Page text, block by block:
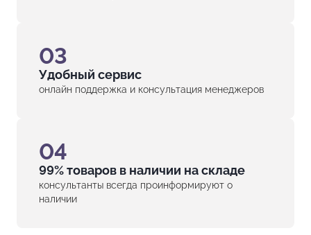
03
Удобный сервис
онлайн поддержка и консультация менеджеров
04
99% товаров в наличии на складе
консультанты всегда проинформируют о
наличии